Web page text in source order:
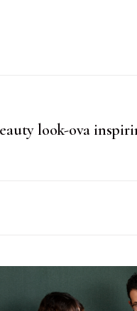
look-ova